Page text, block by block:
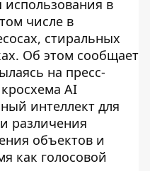
использования в
числе в
стиральных
Об этом сообщает
на пресс-
AI
интеллект для
различения
объектов и
как голосовой